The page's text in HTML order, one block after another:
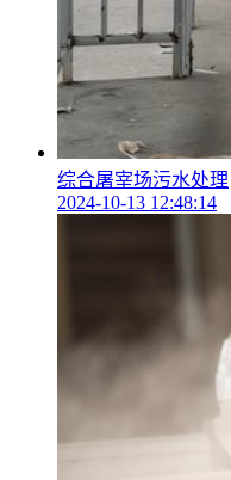
综合屠宰场污水处理
2024-10-13 12:48:14